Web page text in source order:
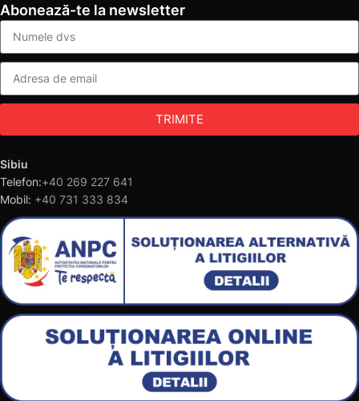
Abonează-te la newsletter
TRIMITE
Sibiu
Telefon:+40 269 227 641
Mobil: +40 731 333 834